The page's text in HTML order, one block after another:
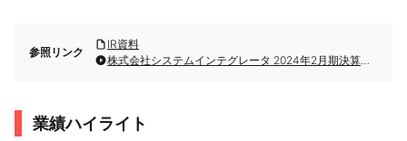
参照リンク
IR資料
株式会社システムインテグレータ 2024年2月期決算説明
業績ハイライト